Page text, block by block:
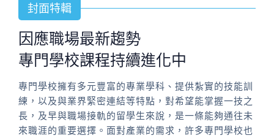
封面特輯
因應職場最新趨勢
專門學校課程持續進化中
專門學校擁有多元豐富的專業學科、提供紮實的技能訓
練，以及與業界緊密連結等特點，對希望能掌握一技之
長，及早與職場接軌的留學生來說，是一條能夠通往未
來職涯的重要選擇。面對產業的需求，許多專門學校也